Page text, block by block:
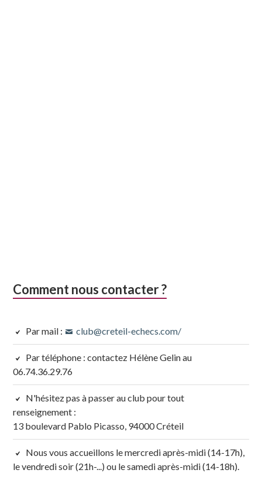
Comment nous contacter ?
Par mail : club@creteil-echecs.com/
Par téléphone : contactez Hélène Gelin au
06.74.36.29.76
N'hésitez pas à passer au club pour tout
renseignement :
13 boulevard Pablo Picasso, 94000 Créteil
Nous vous accueillons le mercredi après-midi (14-17h),
le vendredi soir (21h-...) ou le samedi après-midi (14-18h).